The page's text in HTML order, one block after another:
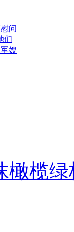
问
们
嫂
橄榄